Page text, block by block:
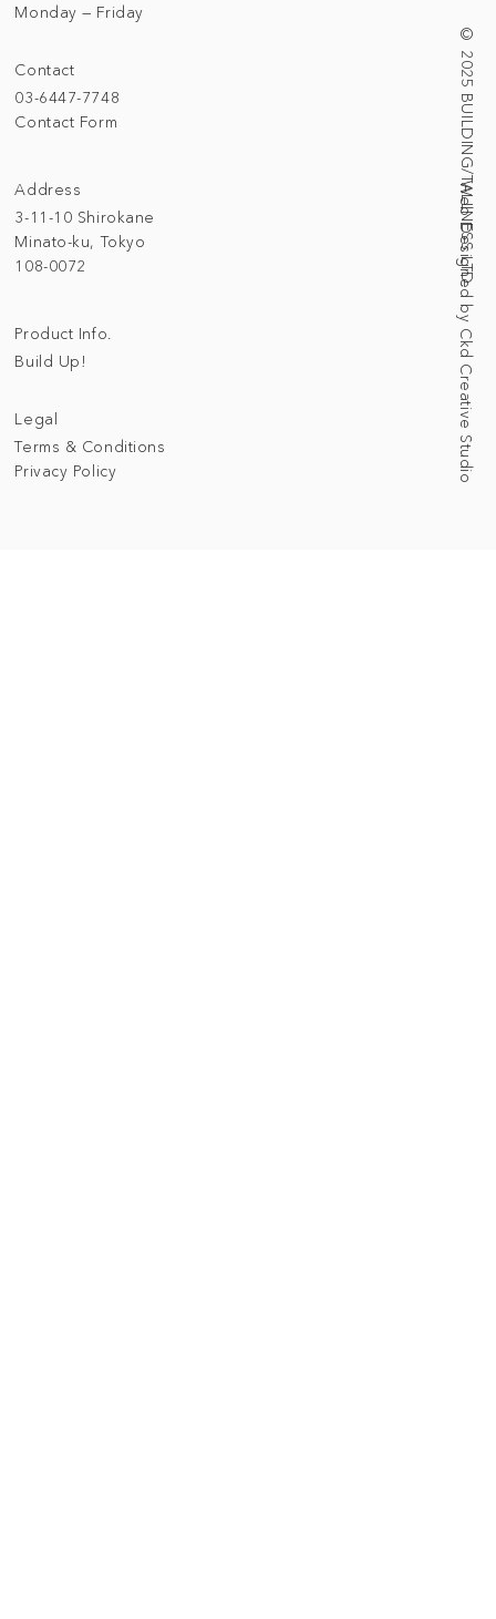
Address
3-11-10 Shirokane
Minato-ku, Tokyo
108-0072
© 2025 BUILDING/TALLNESS LTD.
Web Designed by Ckd Creative Studio
Contact
03-6447-7748
Contact Form
Monday — Friday
Legal
Terms & Conditions
Privacy Policy
Product Info.
Build Up!